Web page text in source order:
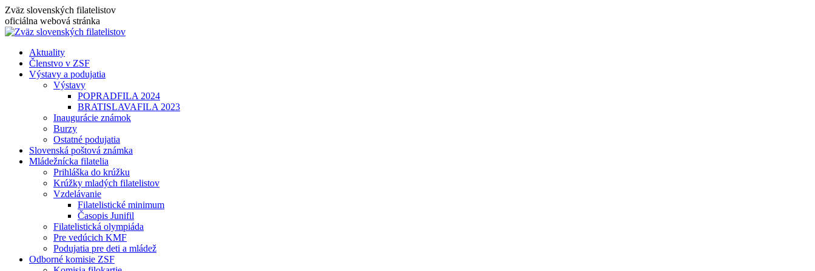
Skip
to
content
Zväz slovenských filatelistov
oficiálna webová stránka
Aktuality
Členstvo v ZSF
Výstavy a podujatia
Výstavy
POPRADFILA 2024
BRATISLAVAFILA 2023
Inaugurácie známok
Burzy
Ostatné podujatia
Slovenská poštová známka
Mládežnícka filatelia
Prihláška do krúžku
Krúžky mladých filatelistov
Vzdelávanie
Filatelistické minimum
Časopis Junifil
Filatelistická olympiáda
Pre vedúcich KMF
Podujatia pre deti a mládež
Odborné komisie ZSF